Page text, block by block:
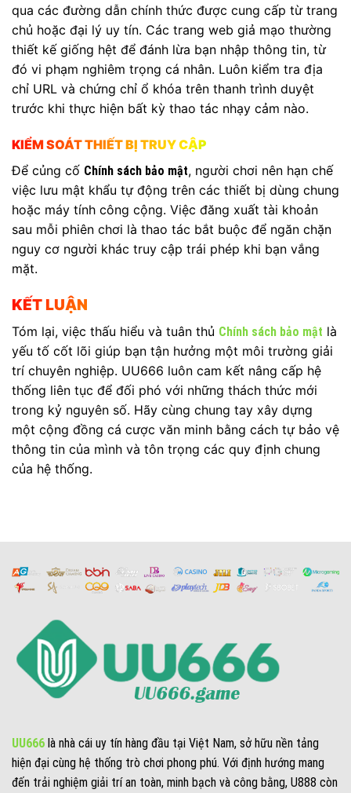
qua các đường dẫn chính thức được cung cấp từ trang
chủ hoặc đại lý uy tín. Các trang web giả mạo thường
thiết kế giống hệt để đánh lừa bạn nhập thông tin, từ
đó vi phạm nghiêm trọng cá nhân. Luôn kiểm tra địa
chỉ URL và chứng chỉ ổ khóa trên thanh trình duyệt
trước khi thực hiện bất kỳ thao tác nhạy cảm nào.
KIỂM SOÁT THIẾT BỊ TRUY CẬP
Để củng cố Chính sách bảo mật, người chơi nên hạn chế
việc lưu mật khẩu tự động trên các thiết bị dùng chung
hoặc máy tính công cộng. Việc đăng xuất tài khoản
sau mỗi phiên chơi là thao tác bắt buộc để ngăn chặn
nguy cơ người khác truy cập trái phép khi bạn vắng
mặt.
KẾT LUẬN
Tóm lại, việc thấu hiểu và tuân thủ Chính sách bảo mật là
yếu tố cốt lõi giúp bạn tận hưởng một môi trường giải
trí chuyên nghiệp. UU666 luôn cam kết nâng cấp hệ
thống liên tục để đối phó với những thách thức mới
trong kỷ nguyên số. Hãy cùng chung tay xây dựng
một cộng đồng cá cược văn minh bằng cách tự bảo vệ
thông tin của mình và tôn trọng các quy định chung
của hệ thống.
UU666 là nhà cái uy tín hàng đầu tại Việt Nam, sở hữu nền tảng
hiện đại cùng hệ thống trò chơi phong phú. Với định hướng mang
đến trải nghiệm giải trí an toàn, minh bạch và công bằng, U888 còn